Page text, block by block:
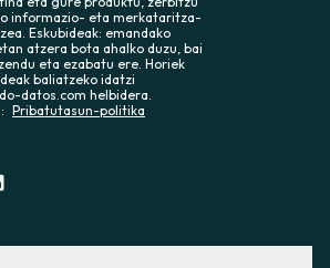
informazio- eta merkataritza-
Eskubideak: emandako
atzera bota ahalko duzu, bai
eta ezabatu ere. Horiek
baliatzeko idatzi
datos.com helbidera.
Pribatutasun-politika